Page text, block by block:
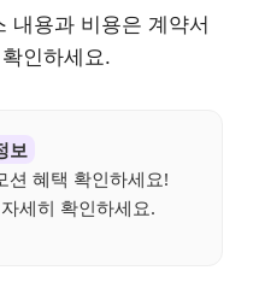
내용과 비용은 계약서
인하세요.
보
션 혜택 확인하세요!
세히 확인하세요.